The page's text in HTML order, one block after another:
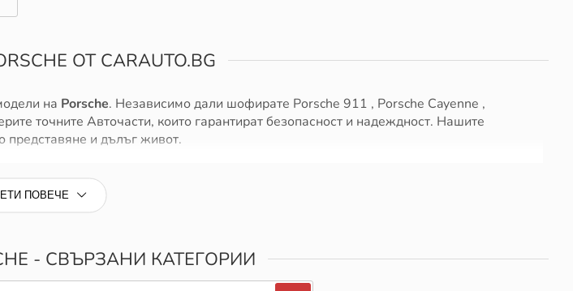
ОТ CARAUTO.BG
на Porsche. Независимо дали шофирате Porsche 911 , Porsche Cayenne ,
точните Авточасти, които гарантират безопасност и надеждност. Нашите
представяне и дълъг живот.
на оригинални части.
на Авточасти за вашия автомобил Porsche, е важно да направите правилния
ПОВЕЧЕ
- СВЪРЗАНИ КАТЕГОРИИ